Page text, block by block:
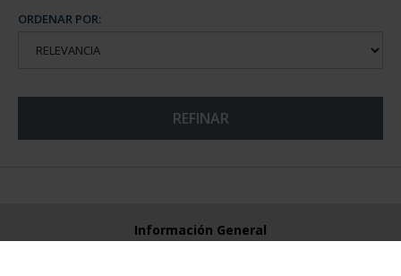
ORDENAR POR:
REFINAR
Información General